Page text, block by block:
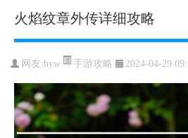
火焰纹章外传详细攻略
网友:hyw 手游攻略 2024-04-29